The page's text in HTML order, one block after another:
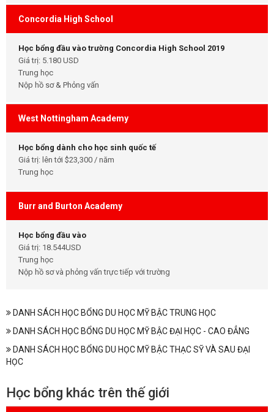
Concordia High School
Học bổng đầu vào trường Concordia High School 2019
Giá trị: 5.180 USD
Trung học
Nộp hồ sơ & Phỏng vấn
West Nottingham Academy
Học bổng dành cho học sinh quốc tế
Giá trị: lên tới $23,300 / năm
Trung học
Burr and Burton Academy
Học bổng đầu vào
Giá trị: 18.544USD
Trung học
Nộp hồ sơ và phỏng vấn trực tiếp với trường
DANH SÁCH HỌC BỔNG DU HỌC MỸ BẬC TRUNG HỌC
DANH SÁCH HỌC BỔNG DU HỌC MỸ BẬC ĐẠI HỌC - CAO ĐẲNG
DANH SÁCH HỌC BỔNG DU HỌC MỸ BẬC THẠC SỸ VÀ SAU ĐẠI
HỌC
Học bổng khác trên thế giới